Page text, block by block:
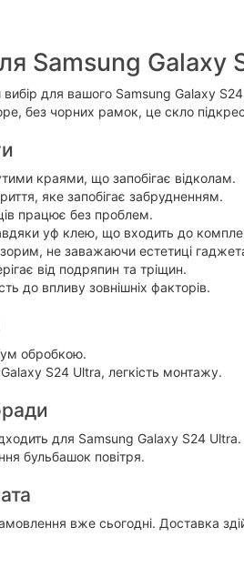
Samsung Galaxy
для вашого Samsung Galaxy
без чорних рамок, це скло
краями, що запобігає відколам.
яке запобігає забрудненням.
працює без проблем.
уф клею, що входить до
не заважаючи естетиці
від подряпин та тріщин.
до впливу зовнішніх факторів.
обробкою.
Galaxy S24 Ultra, легкість монтажу.
для Samsung Galaxy S24
бульбашок повітря.
вже сьогодні. Доставка